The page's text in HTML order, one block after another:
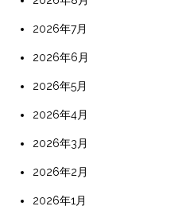
2026年7月
2026年6月
2026年5月
2026年4月
2026年3月
2026年2月
2026年1月